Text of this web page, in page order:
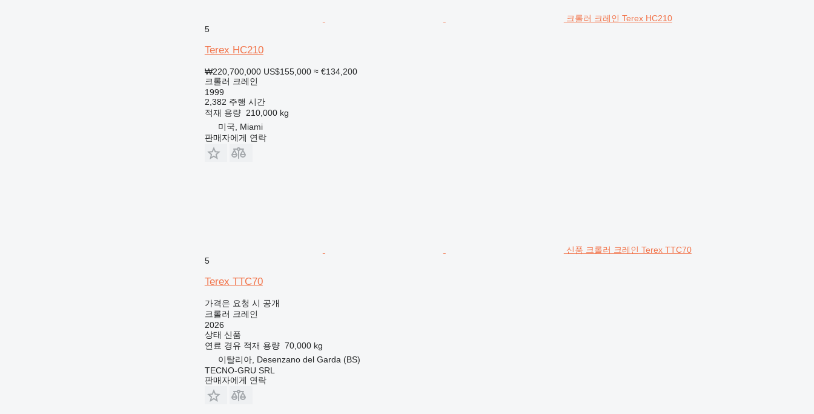
크롤러 크레인 Terex HC210
5
Terex HC210
₩220,700,000 US$155,000 ≈ €134,200
크롤러 크레인
1999
2,382 주행 시간
적재 용량 210,000 kg
미국, Miami
판매자에게 연락
신품 크롤러 크레인 Terex TTC70
5
Terex TTC70
가격은 요청 시 공개
크롤러 크레인
2026
상태 신품
연료 경유 적재 용량 70,000 kg
이탈리아, Desenzano del Garda (BS)
TECNO-GRU SRL
판매자에게 연락